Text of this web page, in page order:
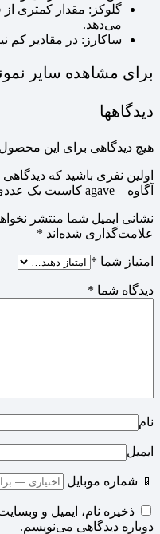
گلوکز: مقدار کمتری
می‌دهد.
ساکارز: در مقادیر کم
برای مشاهده سایر
دیدگاهها
هیچ دیدگاهی برای این
اولین نفری باشید که
آگاوه – agave کاسیت یک عددی ایلا”
نشانی ایمیل شما منتشر
علامت‌گذاری شده‌اند *
امتیاز شما *
دیدگاه شما *
نام
ایمیل
📱 شماره موبایل
ذخیره نام، ایمیل و
دوباره دیدگاهی می‌نویسم.